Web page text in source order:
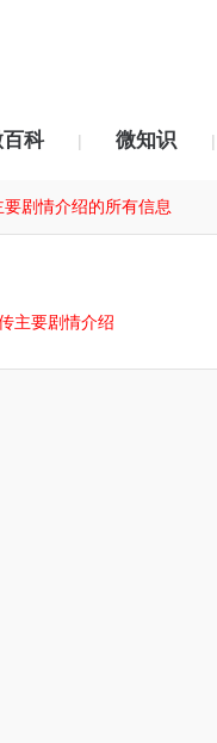
科 | 微知识 |
剧情介绍的所有信息
主要剧情介绍